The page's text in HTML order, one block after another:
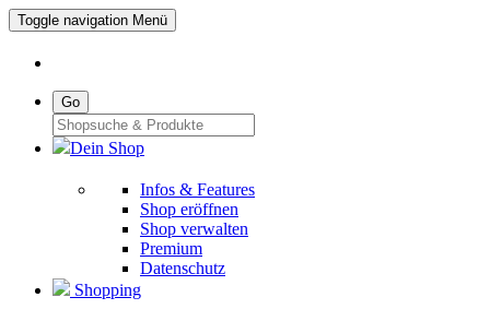
Toggle navigation Menü
Go
Dein Shop
Infos & Features
Shop eröffnen
Shop verwalten
Premium
Datenschutz
Shopping